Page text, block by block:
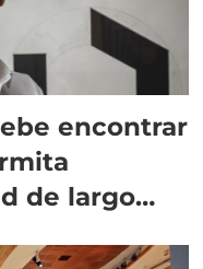
encontrar
de largo